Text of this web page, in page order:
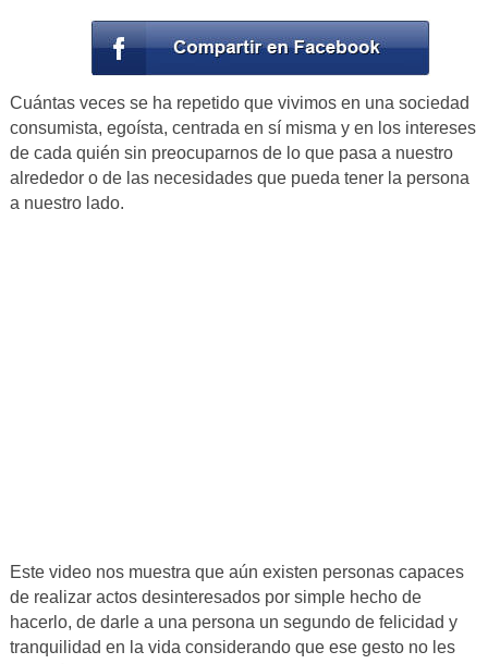
Cuántas veces se ha repetido que vivimos en una sociedad
consumista, egoísta, centrada en sí misma y en los intereses
de cada quién sin preocuparnos de lo que pasa a nuestro
alrededor o de las necesidades que pueda tener la persona
a nuestro lado.
Este video nos muestra que aún existen personas capaces
de realizar actos desinteresados por simple hecho de
hacerlo, de darle a una persona un segundo de felicidad y
tranquilidad en la vida considerando que ese gesto no les